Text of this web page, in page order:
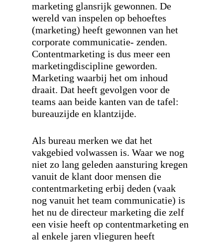
marketing glansrijk gewonnen. De
wereld van inspelen op behoeftes
(marketing) heeft gewonnen van het
corporate communicatie- zenden.
Contentmarketing is dus meer een
marketingdiscipline geworden.
Marketing waarbij het om inhoud
draait. Dat heeft gevolgen voor de
teams aan beide kanten van de tafel:
bureauzijde en klantzijde.
Als bureau merken we dat het
vakgebied volwassen is. Waar we nog
niet zo lang geleden aansturing kregen
vanuit de klant door mensen die
contentmarketing erbij deden (vaak
nog vanuit het team communicatie) is
het nu de directeur marketing die zelf
een visie heeft op contentmarketing en
al enkele jaren vlieguren heeft